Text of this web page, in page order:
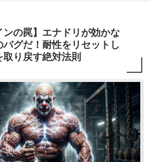
ンの罠】エナドリが効かな
バグだ！耐性をリセットし
り戻す絶対法則